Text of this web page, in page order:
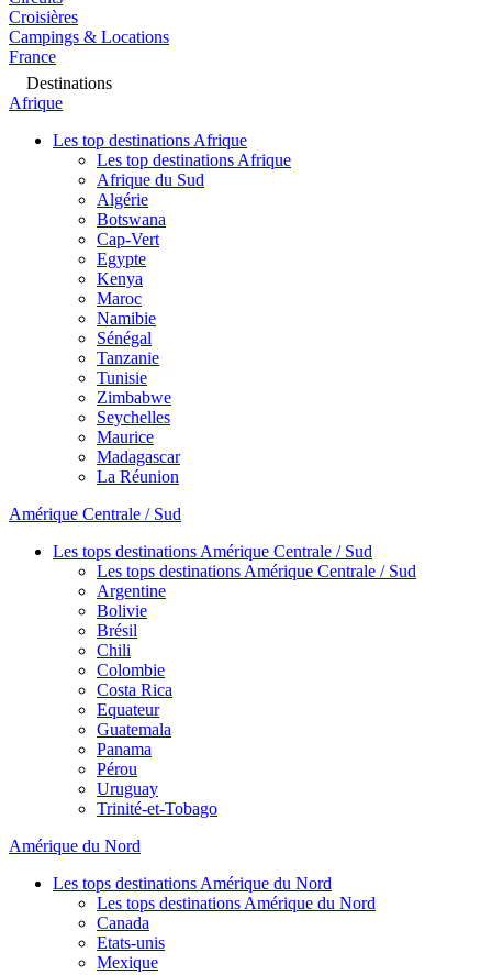
Croisières
Campings & Locations
France
Destinations
Afrique
Les top destinations Afrique
Les top destinations Afrique
Afrique du Sud
Algérie
Botswana
Cap-Vert
Egypte
Kenya
Maroc
Namibie
Sénégal
Tanzanie
Tunisie
Zimbabwe
Seychelles
Maurice
Madagascar
La Réunion
Amérique Centrale / Sud
Les tops destinations Amérique Centrale / Sud
Les tops destinations Amérique Centrale / Sud
Argentine
Bolivie
Brésil
Chili
Colombie
Costa Rica
Equateur
Guatemala
Panama
Pérou
Uruguay
Trinité-et-Tobago
Amérique du Nord
Les tops destinations Amérique du Nord
Les tops destinations Amérique du Nord
Canada
Etats-unis
Mexique